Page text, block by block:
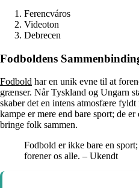
Ferencváros
Videoton
Debrecen
Fodboldens
Fodbold har en unik evne til at
grænser. Når Tyskland og Ungarn
skaber det en intens atmosfære
kampe er mere end bare sport; de
bringe folk sammen.
Fodbold er ikke bare en
forener os alle. – Ukendt